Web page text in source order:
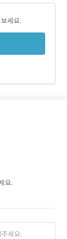
세요.
요.
주세요.